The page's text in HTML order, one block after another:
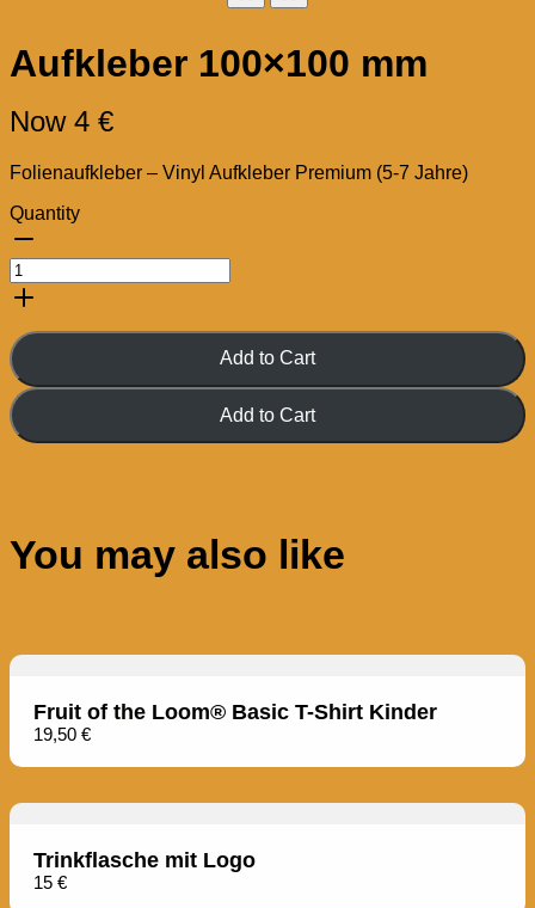
Aufkleber 100×100 mm
Now 4 €
Folienaufkleber – Vinyl Aufkleber Premium (5-7 Jahre)
Quantity
Add to Cart
Add to Cart
You may also like
Fruit of the Loom® Basic T-Shirt Kinder
19,50 €
Trinkflasche mit Logo
15 €
Your review
We are processing it and it will appear on the store
soon.